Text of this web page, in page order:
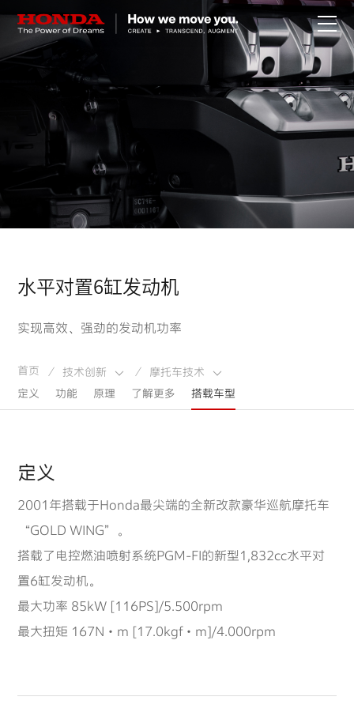
关于Honda
Honda纯电
全领域产品
技术创新
水平对置6缸发动机
实现高效、强劲的发动机功率
首页 / 技术创新 /
摩托车技术
定义
功能 原理 了解更多 搭载车型
定义
2001年搭载于Honda最尖端的全新改款豪华巡航摩托车
“GOLD WING”。
搭载了电控燃油喷射系统PGM-FI的新型1,832cc水平对
置6缸发动机。
最大功率 85kW [116PS]/5.500rpm
最大扭矩 167N・m [17.0kgf・m]/4.000rpm